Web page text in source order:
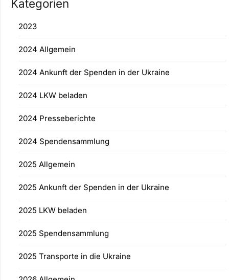
Kategorien
2023
2024 Allgemein
2024 Ankunft der Spenden in der Ukraine
2024 LKW beladen
2024 Presseberichte
2024 Spendensammlung
2025 Allgemein
2025 Ankunft der Spenden in der Ukraine
2025 LKW beladen
2025 Spendensammlung
2025 Transporte in die Ukraine